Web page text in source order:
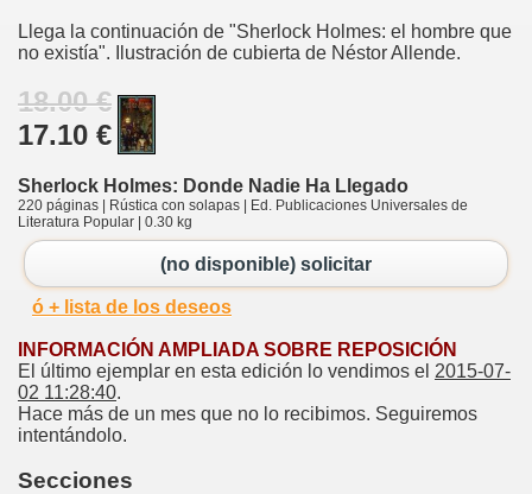
Llega la continuación de "Sherlock Holmes: el hombre que
no existía". Ilustración de cubierta de Néstor Allende.
18.00 €
17.10 €
Sherlock Holmes: Donde Nadie Ha Llegado
220 páginas | Rústica con solapas | Ed. Publicaciones Universales de
Literatura Popular | 0.30 kg
(no disponible) solicitar
ó + lista de los deseos
INFORMACIÓN AMPLIADA SOBRE REPOSICIÓN
El último ejemplar en esta edición lo vendimos el 2015-07-
02 11:28:40.
Hace más de un mes que no lo recibimos. Seguiremos
intentándolo.
Secciones